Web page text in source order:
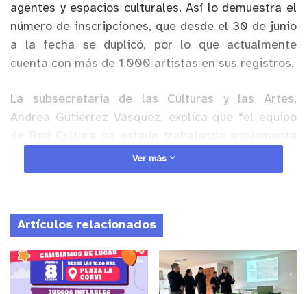
agentes y espacios culturales. Así lo demuestra el
número de inscripciones, que desde el 30 de junio
a la fecha se duplicó, por lo que actualmente
cuenta con más de 1.000 artistas en sus registros.
La subsecretaria de las Culturas y las Artes,
Andrea Gutiérrez Vásquez, explica que “el equipo
durante casi un año en el proceso de mejora del
catálogo, a través de un levantamiento de
experiencia en la plataforma”.
Anuncio Patrocinado
Además, la autoridad agrega que “la mejor manera
Ver más
Artículos relacionados